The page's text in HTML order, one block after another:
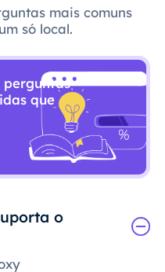
mais comuns
só local.
perguntas
que
o